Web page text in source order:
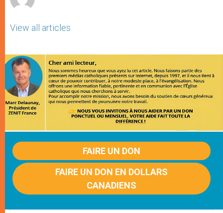
View all articles
FAIRE UN DON
FAIRE UN DON EN DOLLARS
CANADIENS